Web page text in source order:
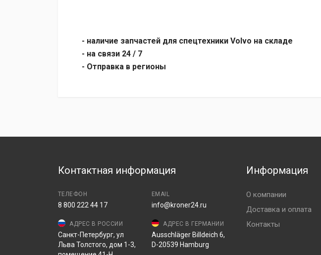
- наличие запчастей для спецтехники Volvo на складе
- на связи 24 / 7
- Отправка в регионы
Контактная информация
ТЕЛЕФОН
8 800 222 44 17
EMAIL
info@kroner24.ru
АДРЕС В РОССИИ
Санкт-Петербург, ул
Льва Толстого, дом 1-3,
АДРЕС В ГЕРМАНИИ
Ausschläger Billdeich 6,
D-20539 Hamburg
Информация
О компании
Доставка и оплата
Контакты